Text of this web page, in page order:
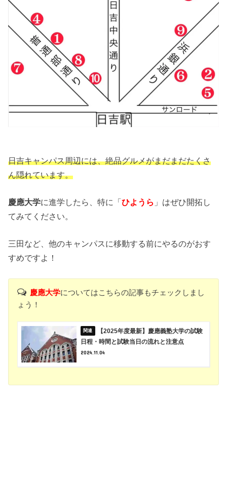
日吉キャンパス周辺には、絶品グルメがまだまだたくさ
ん隠れています。
慶應大学に進学したら、特に「ひようら 」はぜひ開拓し
てみてください。
三田など、他のキャンパスに移動する前にやるのがおす
すめですよ！
慶應大学についてはこちらの記事もチェックしまし
ょう！
【2025年度最新】慶應義塾大学の試験
日程・時間と試験当日の流れと注意点
2024.11.04